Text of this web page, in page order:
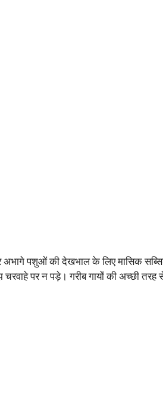
पशुओं की देखभाल के लिए मासिक
चरवाहे पर न पड़े। गरीब गायों की अच्छी